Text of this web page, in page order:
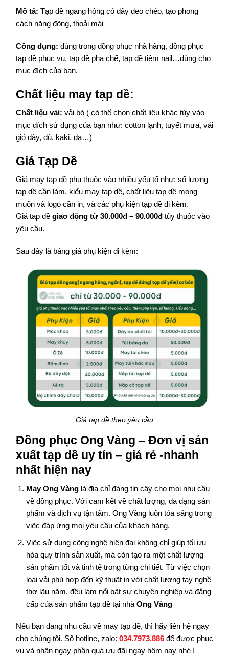
Mô tả: Tạp dề ngang hông có dây đeo chéo, tạo phong
cách năng động, thoải mái
Công dụng: dùng trong đồng phục nhà hàng, đồng phục
tạp dề phục vụ, tạp dề pha chế, tạp dề tiệm nail…dùng cho
mục đích của bạn.
Chất liệu may tạp dề:
Chất liệu vải: vải bò ( có thể chọn chất liệu khác tùy vào
mục đích sử dụng của bạn như: cotton lạnh, tuyết mưa, vải
gió dày, dù, kaki, da…)
Giá Tạp Dề
Giá may tạp dề phụ thuộc vào nhiều yếu tố như: số lượng
tạp dề cần làm, kiểu may tạp dề, chất liệu tạp dề mong
muốn và logo cần in, và các phụ kiện tạp dề đi kèm.
Giá tạp dề giao động từ 30.000đ – 90.000đtùy thuộc vào
yêu cầu.
Sau đây là bảng giá phụ kiện đi kèm:
Giá tạp dề theo yêu cầu
Đồng phục Ong Vàng – Đơn vị sản
xuất tạp dề uy tín – giá rẻ -nhanh
nhất hiện nay
May Ong Vànglà địa chỉ đáng tin cậy cho mọi nhu cầu
về đồng phục. Với cam kết về chất lượng, đa dạng sản
phẩm và dịch vụ tận tâm. Ong Vàng luôn tỏa sáng trong
việc đáp ứng mọi yêu cầu của khách hàng.
Việc sử dụng công nghệ hiện đại không chỉ giúp tối ưu
hóa quy trình sản xuất, mà còn tạo ra một chất lượng
sản phẩm tốt và tinh tế trong từng chi tiết. Từ việc chọn
loại vải phù hợp đến kỹ thuật in với chất lượng tay nghề
thợ lâu năm, đều làm nổi bật sự chuyên nghiệp và đẳng
cấp của sản phẩm tạp dề tại nhà Ong Vàng
Nếu bạn đang nhu cầu về may tạp dề, thì hãy liên hệ ngay
cho chúng tôi. Số hotline, zalo: 034.7973.886 để được phục
vụ và nhận ngay phần quà ưu đãi ngay hôm nay nhé !